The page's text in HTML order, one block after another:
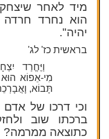
מיד לאחר
הוא נחרד חרדה
יהיה".
בראשית כז' לג'
וַיֶּחֱרַד
מִי-אֵפוֹא
תָּבוֹא,
וכי דרכו של
ברכתו שוב
כתוצאה ממרמה?